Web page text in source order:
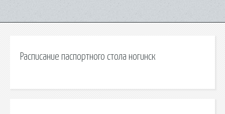
Расписание паспортного стола ногинск